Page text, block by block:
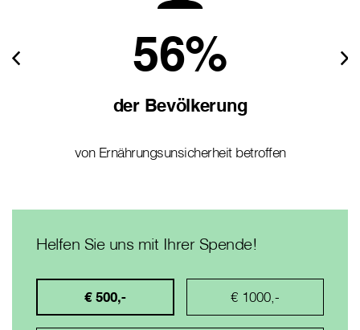
56%
der Bevölkerung
von Ernährungsunsicherheit betroffen
Helfen Sie uns mit Ihrer Spende!
€ 500,- € 1000,-